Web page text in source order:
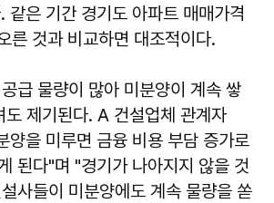
은 기간 경기도 아파트 매매가격
른 것과 비교하면 대조적이다.
급 물량이 많아 미분양이 계속 쌓
도 제기된다. A 건설업체 관계자
양을 미루면 금융 비용 부담 증가로
된다"며 "경기가 나아지지 않을 것
사들이 미분양에도 계속 물량을 쏟